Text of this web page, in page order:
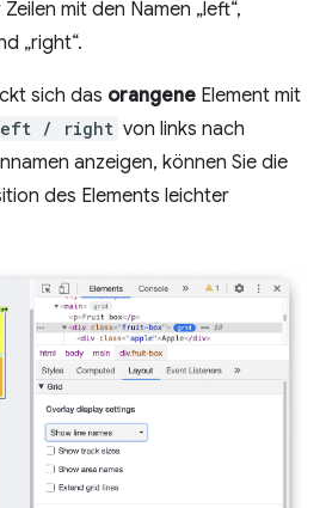
mit den Namen „left“,
„right“.
sich das orangene Element mit
left / right von links nach
anzeigen, können Sie die
des Elements leichter